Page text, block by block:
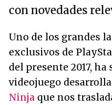
con novedades
Uno de los grandes
exclusivos de
del presente 2017, ha
videojuego
Ninja que nos